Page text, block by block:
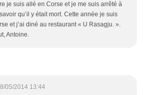
je suis allé en Corse et je me suis arrêté à
qu’il y était mort. Cette année je suis
et j’ai diné au restaurant « U Rasagju. ».
Antoine.
05/2014 13:44